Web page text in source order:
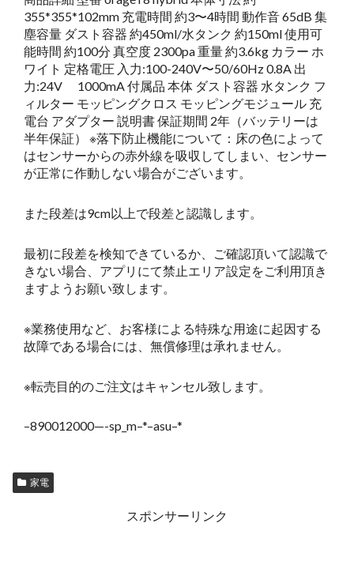
355*355*102mm 充電時間 約3〜4時間 動作音 65dB 集
塵容量 ダスト容器 約450ml/水タンク 約150ml 使用可
能時間 約100分 真空度 2300pa 重量 約3.6kg カラー ホ
ワイト 定格電圧 入力:100-240V〜50/60Hz 0.8A 出
力:24V 1000mA 付属品 本体 ダスト容器 水タンク フ
ィルター モッピングクロス モッピングモジュール 充
電台 アダプター 説明書 保証期間 2年（バッテリーは
半年保証） ※落下防止機能について：床の色によって
はセンサーからの赤外線を吸収してしまい、センサー
が正常に作動しない場合がございます。
また段差は9cm以上で段差と認識します。
最初に段差を検知できているか、ご確認頂いて認識で
きない場合、アプリにて禁止エリア設定をご利用頂き
ますようお願い致します。
※業務使用など、お客様による特殊な用途に起因する
故障である場合には、無償修理は承れません。
※転売目的のご注文はキャンセル致します。
–890012000—-sp_m–*–asu–*
家電
スポンサーリンク